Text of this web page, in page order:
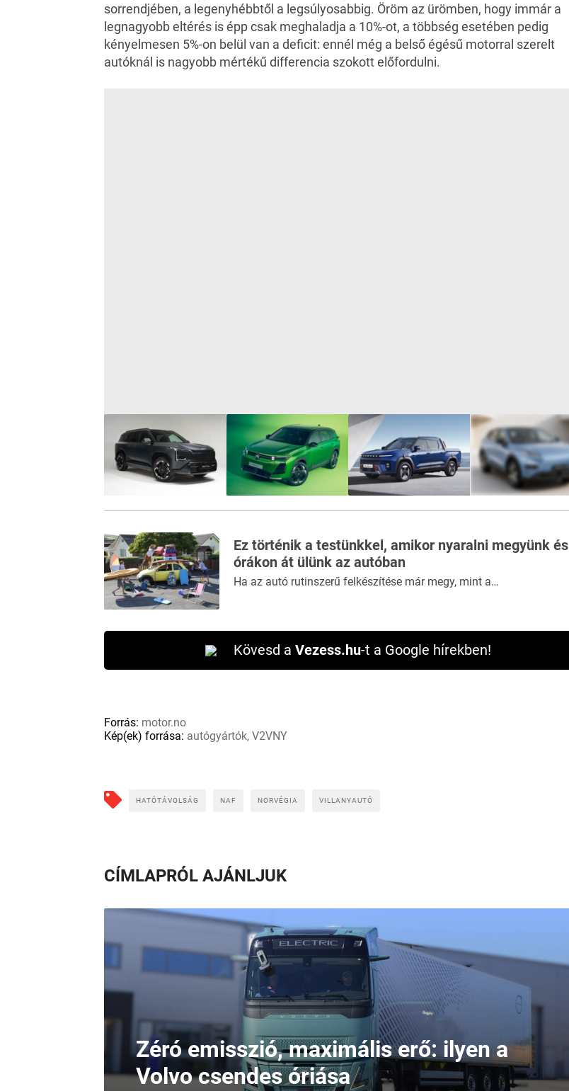
sorrendjében, a legenyhébbtől a legsúlyosabbig. Öröm az ürömben, hogy immár a
legnagyobb eltérés is épp csak meghaladja a 10%-ot, a többség esetében pedig
kényelmesen 5%-on belül van a deficit: ennél még a belső égésű motorral szerelt
autóknál is nagyobb mértékű differencia szokott előfordulni.
Ez történik a testünkkel, amikor nyaralni megyünk és
órákon át ülünk az autóban
Ha az autó rutinszerű felkészítése már megy, mint a…
Kövesd a Vezess.hu-t a Google hírekben!
Forrás: motor.no
Kép(ek) forrása: autógyártók, V2VNY
HATÓTÁVOLSÁG NAF NORVÉGIA VILLANYAUTÓ
CÍMLAPRÓL AJÁNLJUK
Zéró emisszió, maximális erő: ilyen a
Volvo csendes óriása